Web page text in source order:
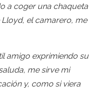
a coger una chaqueta
el camarero, me
amigo exprimiendo su
me sirve mi
y, como si viera